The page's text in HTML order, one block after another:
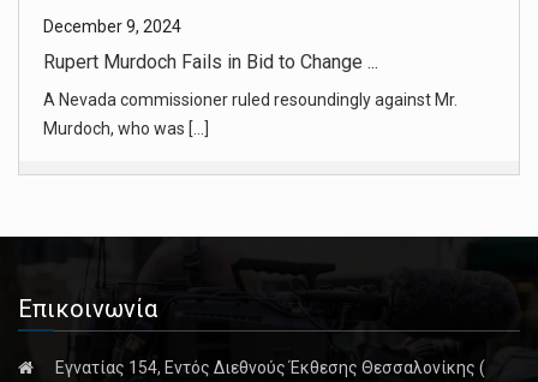
December 9, 2024
Daniel Penny Is Acquitted in Death of ...
Mr. Penny choked Mr. Neely in a minutes-long struggle on
the floor of [...]
In Penny Trial, the Moment May Have Ma ...
prompted persistent [...]
December 9, 2024
Επικοινωνία
Εγνατίας 154, Εντός Διεθνούς Έκθεσης Θεσσαλονίκης (